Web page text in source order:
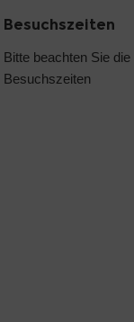
Besuchszeiten
Bitte beachten Sie die
Besuchszeiten